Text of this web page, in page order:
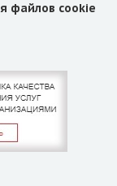
файлов cookie